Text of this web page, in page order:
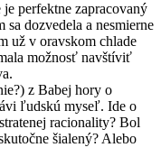
perfektne zapracovaný
dozvedela a nesmierne
už v oravskom chlade
možnosť navštíviť
z Babej hory o
ľudskú myseľ. Ide o
racionality? Bol
šialený? Alebo